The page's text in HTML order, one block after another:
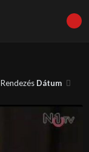
Rendezés Dátum